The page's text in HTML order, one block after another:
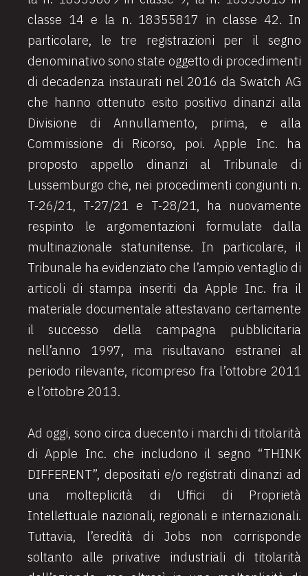
classe 14 e la n. 18355817 in classe 42. In
particolare, le tre registrazioni per il segno
denominativo sono state oggetto di procedimenti
di decadenza instaurati nel 2016 da Swatch AG
che hanno ottenuto esito positivo dinanzi alla
Divisione di Annullamento, prima, e alla
Commissione di Ricorso, poi. Apple Inc. ha
proposto appello dinanzi al Tribunale di
Lussemburgo che, nei procedimenti congiunti n.
T-26/21, T-27/21 e T-28/21, ha nuovamente
respinto le argomentazioni formulate dalla
multinazionale statunitense. In particolare, il
Tribunale ha evidenziato che l’ampio ventaglio di
articoli di stampa inseriti da Apple Inc. fra il
materiale documentale attestavano certamente
il successo della campagna pubblicitaria
nell’anno 1997, ma risultavano estranei al
periodo rilevante, ricompreso fra l’ottobre 2011
e l’ottobre 2013.
Ad oggi, sono circa duecento i marchi di titolarità
di Apple Inc. che includono il segno “THINK
DIFFERENT”, depositati e/o registrati dinanzi ad
una molteplicità di Uffici di Proprietà
Intellettuale nazionali, regionali e internazionali.
Tuttavia, l’eredità di Jobs non corrisponde
soltanto alle privative industriali di titolarità